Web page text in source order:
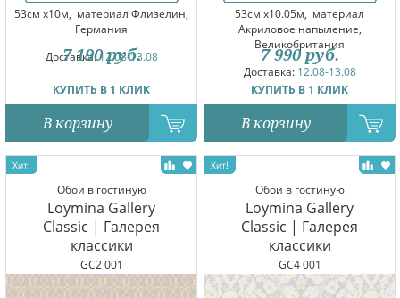
53см x10м, материал Флизелин,
Германия
Доставка:12.08-13.08
КУПИТЬ В 1 КЛИК
7 190 руб.
В корзину
53см x10.05м, материал
Акриловое напыление,
Великобритания
Доставка: 12.08-13.08
КУПИТЬ В 1 КЛИК
7 990 руб.
В корзину
Обои в гостиную
Loymina Gallery
Classic | Галерея
классики
GC2 001
Обои в гостиную
Loymina Gallery
Classic | Галерея
классики
GC4 001